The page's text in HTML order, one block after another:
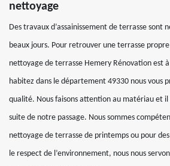
nettoyage
Des travaux d’assainissement de terrasse sont
beaux jours. Pour retrouver une terrasse
nettoyage de terrasse Hemery Rénovation est
habitez dans le département 49330 nous vous
qualité. Nous faisons attention au matériau et il
suite de notre passage. Nous sommes
nettoyage de terrasse de printemps ou pour
le respect de l’environnement, nous nous